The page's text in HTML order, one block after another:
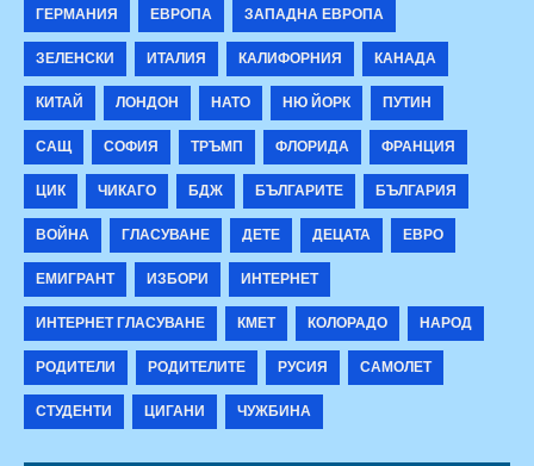
ГЕРМАНИЯ
ЕВРОПА
ЗАПАДНА ЕВРОПА
ЗЕЛЕНСКИ
ИТАЛИЯ КАЛИФОРНИЯ
КАНАДА
КИТАЙ
ЛОНДОН НАТО НЮ ЙОРК
ПУТИН
САЩ
СОФИЯ ТРЪМП ФЛОРИДА
ФРАНЦИЯ
ЦИК
ЧИКАГО БДЖ БЪЛГАРИТЕ
БЪЛГАРИЯ
ВОЙНА
ГЛАСУВАНЕ ДЕТЕ ДЕЦАТА
ЕВРО
ЕМИГРАНТ
ИЗБОРИ
ИНТЕРНЕТ
ИНТЕРНЕТ ГЛАСУВАНЕ
КМЕТ КОЛОРАДО
НАРОД
РОДИТЕЛИ
РОДИТЕЛИТЕ РУСИЯ
САМОЛЕТ
СТУДЕНТИ
ЦИГАНИ ЧУЖБИНА